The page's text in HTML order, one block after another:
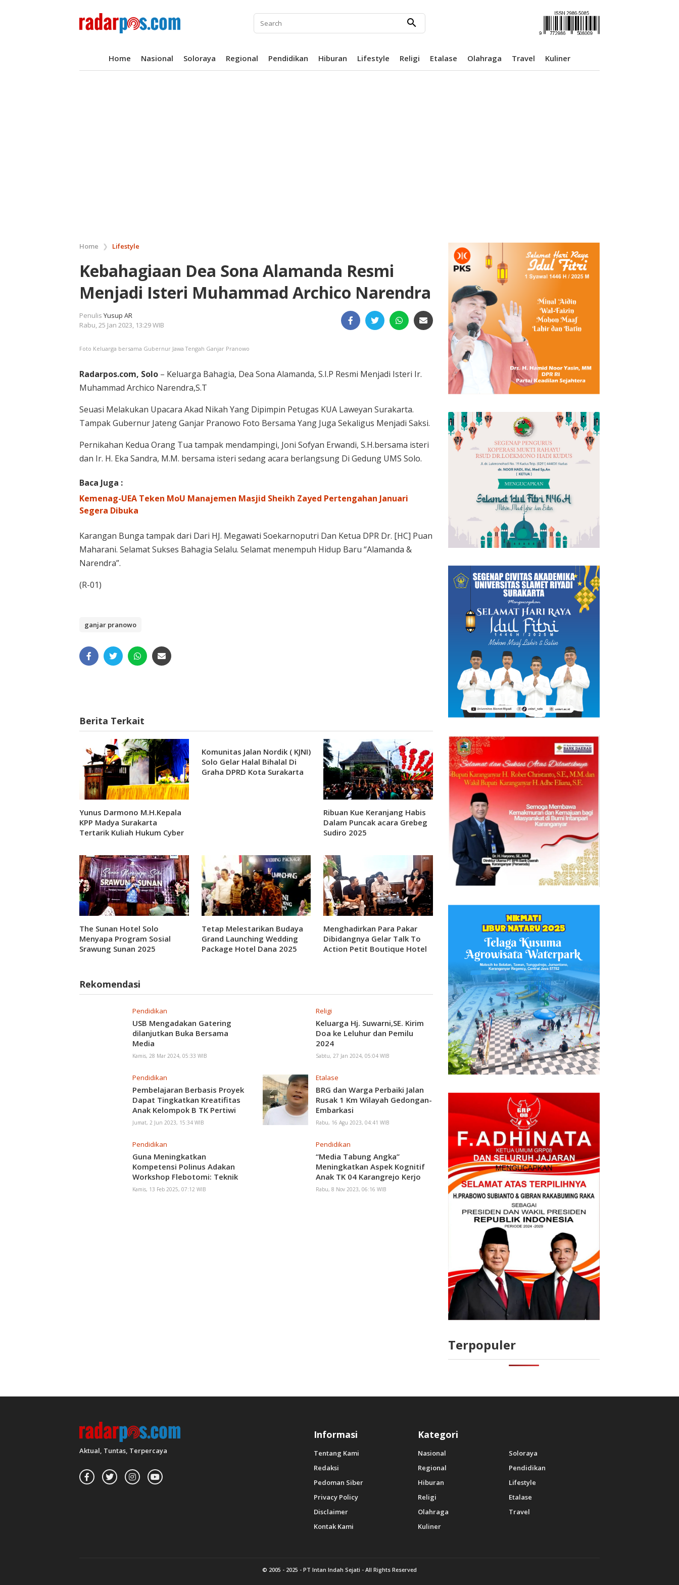
search
Home Nasional Soloraya Regional Pendidikan Hiburan Lifestyle Religi Etalase Olahraga Travel Kuliner
Home ❯ Lifestyle
Kebahagiaan Dea Sona Alamanda Resmi
Menjadi Isteri Muhammad Archico Narendra
Penulis Yusup AR
Rabu, 25 Jan 2023, 13:29 WIB
Foto Keluarga bersama Gubernur Jawa Tengah Ganjar Pranowo
Radarpos.com, Solo – Keluarga Bahagia, Dea Sona Alamanda, S.I.P Resmi Menjadi Isteri Ir.
Muhammad Archico Narendra,S.T
Seuasi Melakukan Upacara Akad Nikah Yang Dipimpin Petugas KUA Laweyan Surakarta.
Tampak Gubernur Jateng Ganjar Pranowo Foto Bersama Yang Juga Sekaligus Menjadi Saksi.
Pernikahan Kedua Orang Tua tampak mendampingi, Joni Sofyan Erwandi, S.H.bersama isteri
dan Ir. H. Eka Sandra, M.M. bersama isteri sedang acara berlangsung Di Gedung UMS Solo.
Baca Juga :
Kemenag-UEA Teken MoU Manajemen Masjid Sheikh Zayed Pertengahan Januari
Segera Dibuka
Karangan Bunga tampak dari Dari HJ. Megawati Soekarnoputri Dan Ketua DPR Dr. [HC] Puan
Maharani. Selamat Sukses Bahagia Selalu. Selamat menempuh Hidup Baru “Alamanda &
Narendra”.
(R-01)
ganjar pranowo
Berita Terkait
Yunus Darmono M.H.Kepala
KPP Madya Surakarta
Tertarik Kuliah Hukum Cyber
Komunitas Jalan Nordik ( KJNI)
Solo Gelar Halal Bihalal Di
Graha DPRD Kota Surakarta
Ribuan Kue Keranjang Habis
Dalam Puncak acara Grebeg
Sudiro 2025
The Sunan Hotel Solo
Menyapa Program Sosial
Srawung Sunan 2025
Tetap Melestarikan Budaya
Grand Launching Wedding
Package Hotel Dana 2025
Menghadirkan Para Pakar
Dibidangnya Gelar Talk To
Action Petit Boutique Hotel
Rekomendasi
Pendidikan
USB Mengadakan Gatering
dilanjutkan Buka Bersama
Media
Kamis, 28 Mar 2024, 05:33 WIB
Religi
Keluarga Hj. Suwarni,SE. Kirim
Doa ke Leluhur dan Pemilu
2024
Sabtu, 27 Jan 2024, 05:04 WIB
Pendidikan
Pembelajaran Berbasis Proyek
Dapat Tingkatkan Kreatifitas
Anak Kelompok B TK Pertiwi
Somoketro Salam Magelang
Jumat, 2 Jun 2023, 15:34 WIB
Etalase
BRG dan Warga Perbaiki Jalan
Rusak 1 Km Wilayah Gedongan-
Embarkasi
Rabu, 16 Agu 2023, 04:41 WIB
Pendidikan
Guna Meningkatkan
Kompetensi Polinus Adakan
Workshop Flebotomi: Teknik
Pengambilan Sampel Darah
Kamis, 13 Feb 2025, 07:12 WIB
Pendidikan
“Media Tabung Angka”
Meningkatkan Aspek Kognitif
Anak TK 04 Karangrejo Kerjo
Rabu, 8 Nov 2023, 06:16 WIB
Terpopuler
Aktual, Tuntas, Terpercaya
Informasi
Tentang Kami
Redaksi
Pedoman Siber
Privacy Policy
Disclaimer
Kontak Kami
Kategori
Nasional
Soloraya
Regional
Pendidikan
Hiburan
Lifestyle
Religi
Etalase
Olahraga
Travel
Kuliner
© 2005 - 2025 - PT Intan Indah Sejati - All Rights Reserved